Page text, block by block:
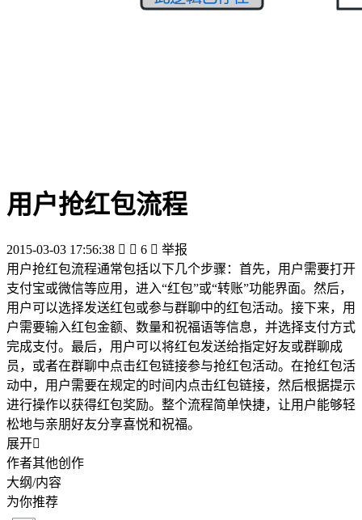
用户抢红包流程
2015-03-03 17:56:38   6  举报
用户抢红包流程通常包括以下几个步骤：首先，用户需要打开
支付宝或微信等应用，进入“红包”或“转账”功能界面。然后，
用户可以选择发送红包或参与群聊中的红包活动。接下来，用
户需要输入红包金额、数量和祝福语等信息，并选择支付方式
完成支付。最后，用户可以将红包发送给指定好友或群聊成
员，或者在群聊中点击红包链接参与抢红包活动。在抢红包活
动中，用户需要在规定的时间内点击红包链接，然后根据提示
进行操作以获得红包奖励。整个流程简单快捷，让用户能够轻
松地与亲朋好友分享喜悦和祝福。
展开
作者其他创作
大纲/内容
为你推荐